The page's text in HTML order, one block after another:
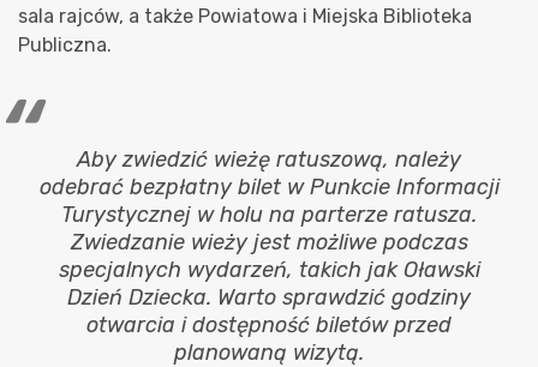
sala rajców, a także Powiatowa i Miejska Biblioteka
Publiczna.
Aby zwiedzić wieżę ratuszową, należy
odebrać bezpłatny bilet w Punkcie Informacji
Turystycznej w holu na parterze ratusza.
Zwiedzanie wieży jest możliwe podczas
specjalnych wydarzeń, takich jak Oławski
Dzień Dziecka. Warto sprawdzić godziny
otwarcia i dostępność biletów przed
planowaną wizytą.